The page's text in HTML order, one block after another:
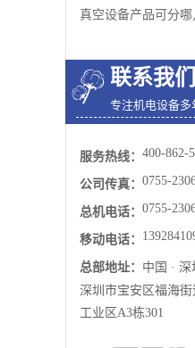
真空设备产品可分哪
联系我们
专注机电设备多
服务热线： 400-862-
公司传真： 0755-
总机电话： 0755-
移动电话：
总部地址： 中国 · 深
深圳市宝安区福海
工业区A3栋301